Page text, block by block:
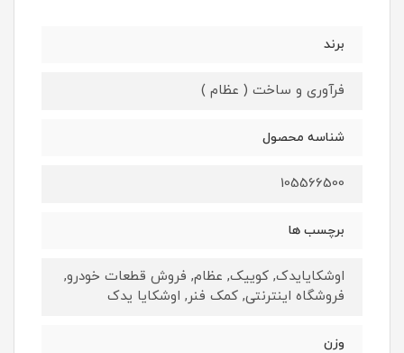
برند
فرآوری و ساخت ( عظام )
شناسه محصول
105566500
برچسب ها
اوشکایایدک, کوییک, عظام, فروش قطعات خودرو,
فروشگاه اینترنتی, کمک فنر, اوشکایا یدک
وزن